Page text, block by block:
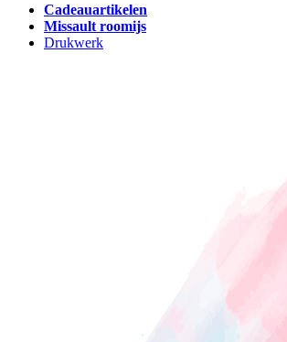
Cadeauartikelen
Missault roomijs
Drukwerk